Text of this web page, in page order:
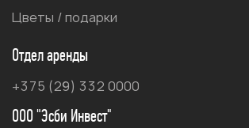
Цветы / подарки
Отдел аренды
+375 (29) 332 0000
ООО "Эсби Инвест"